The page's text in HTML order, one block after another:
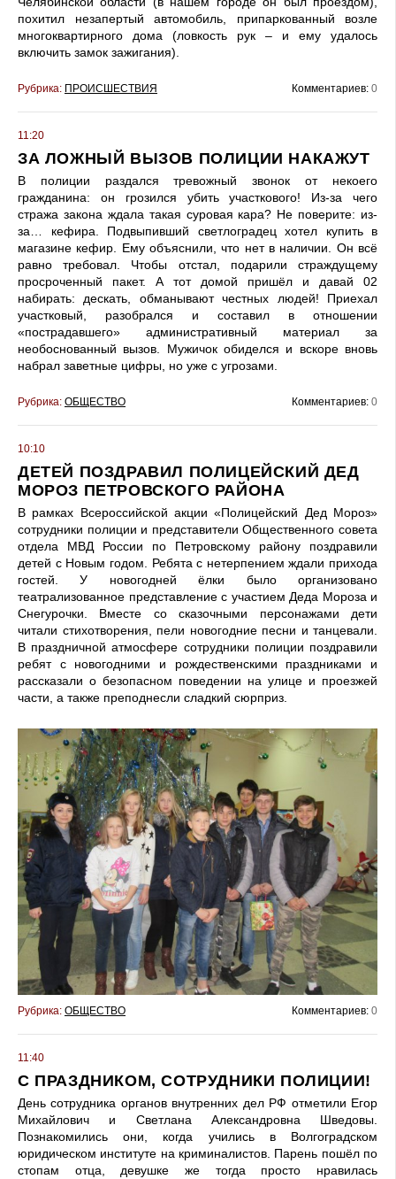
похитил незапертый автомобиль, припаркованный возле
многоквартирного дома (ловкость рук – и ему удалось
включить замок зажигания).
Рубрика: ПРОИСШЕСТВИЯ Комментариев: 0
11:20
ЗА ЛОЖНЫЙ ВЫЗОВ ПОЛИЦИИ НАКАЖУТ
В полиции раздался тревожный звонок от некоего
гражданина: он грозился убить участкового! Из-за чего
стража закона ждала такая суровая кара? Не поверите: из-
за… кефира. Подвыпивший светлоградец хотел купить в
магазине кефир. Ему объяснили, что нет в наличии. Он всё
равно требовал. Чтобы отстал, подарили страждущему
просроченный пакет. А тот домой пришёл и давай 02
набирать: дескать, обманывают честных людей! Приехал
участковый, разобрался и составил в отношении
«пострадавшего» административный материал за
необоснованный вызов. Мужичок обиделся и вскоре вновь
набрал заветные цифры, но уже с угрозами.
Рубрика: ОБЩЕСТВО Комментариев: 0
10:10
ДЕТЕЙ ПОЗДРАВИЛ ПОЛИЦЕЙСКИЙ ДЕД
МОРОЗ ПЕТРОВСКОГО РАЙОНА
В рамках Всероссийской акции «Полицейский Дед Мороз»
сотрудники полиции и представители Общественного совета
отдела МВД России по Петровскому району поздравили
детей с Новым годом. Ребята с нетерпением ждали прихода
гостей. У новогодней ёлки было организовано
театрализованное представление с участием Деда Мороза и
Снегурочки. Вместе со сказочными персонажами дети
читали стихотворения, пели новогодние песни и танцевали.
В праздничной атмосфере сотрудники полиции поздравили
ребят с новогодними и рождественскими праздниками и
рассказали о безопасном поведении на улице и проезжей
части, а также преподнесли сладкий сюрприз.
Рубрика: ОБЩЕСТВО Комментариев: 0
11:40
С ПРАЗДНИКОМ, СОТРУДНИКИ ПОЛИЦИИ!
День сотрудника органов внутренних дел РФ отметили Егор
Михайлович и Светлана Александровна Шведовы.
Познакомились они, когда учились в Волгоградском
юридическом институте на криминалистов. Парень пошёл по
стопам отца, девушке же тогда просто нравилась